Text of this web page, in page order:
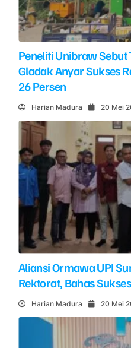
Peneliti Unibraw Sebut
Gladak Anyar Sukses
26 Persen
Harian Madura 20 Mei
Aliansi Ormawa UPI
Rektorat, Bahas
Harian Madura 20 Mei